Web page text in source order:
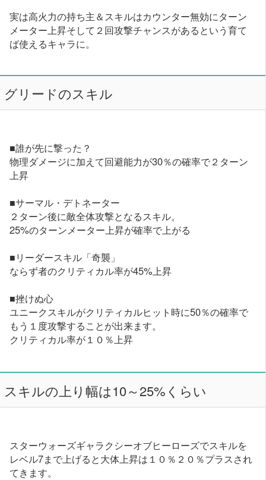
実は高火力の持ち主＆スキルはカウンター無効にターン
メーター上昇そして２回攻撃チャンスがあるという育て
ば使えるキャラに。
グリードのスキル
■誰が先に撃った？
物理ダメージに加えて回避能力が30％の確率で２ターン
上昇
■サーマル・デトネーター
２ターン後に敵全体攻撃となるスキル。
25%のターンメーター上昇が確率で上がる
■リーダースキル「奇襲」
ならず者のクリティカル率が45%上昇
■挫けぬ心
ユニークスキルがクリティカルヒット時に50％の確率で
もう１度攻撃することが出来ます。
クリティカル率が１０％上昇
スキルの上り幅は10～25%くらい
スターウォーズギャラクシーオブヒーローズでスキルを
レベル7まで上げると大体上昇は１０％２０％プラスされ
てきます。